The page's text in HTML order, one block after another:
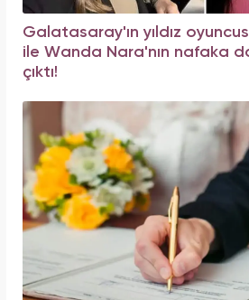
Galatasaray'ın yıldız
ile Wanda Nara'nın nafaka
çıktı!